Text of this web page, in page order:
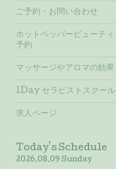
ご予約・お問い合わせ
ホットペッパービューティ
予約
マッサージやアロマの効果
1Day セラピストスクール
求人ページ
Today's Schedule
2026.08.09 Sunday